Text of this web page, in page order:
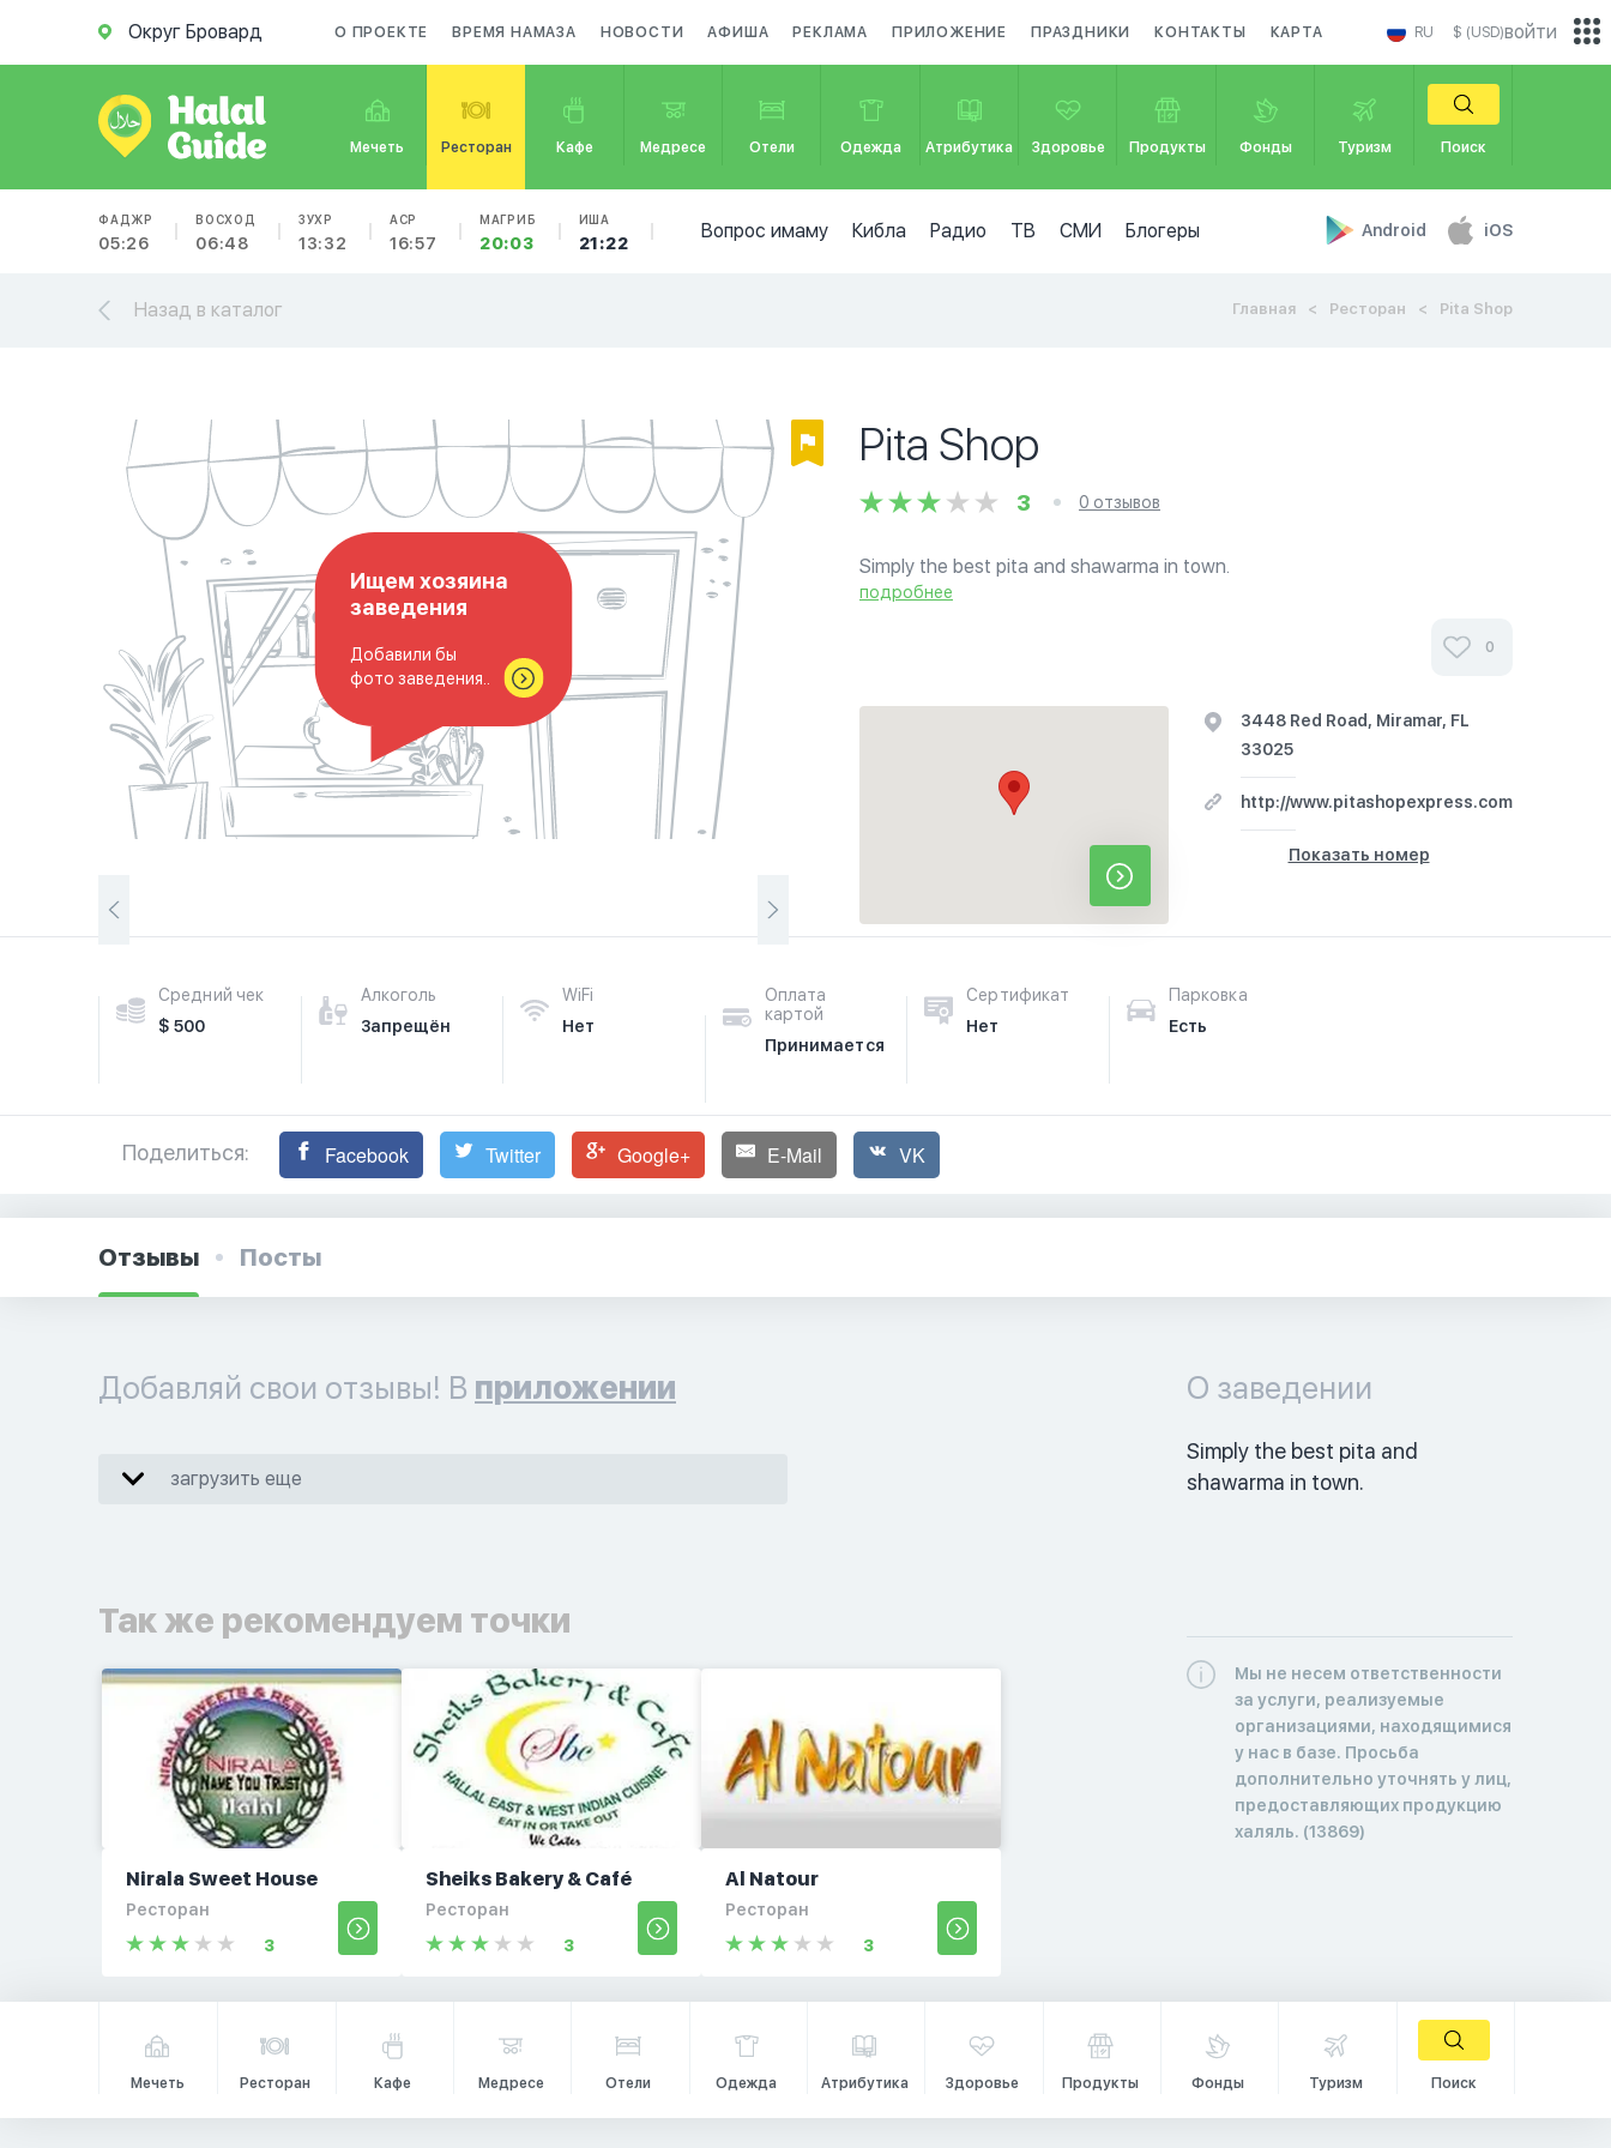
Округ Бровард О ПРОЕКТЕ ВРЕМЯ НАМАЗА НОВОСТИ АФИША РЕКЛАМА ПРИЛОЖЕНИЕ ПРАЗДНИКИ КОНТАКТЫ КАРТА RU $ (USD)
Мечеть Ресторан Кафе Медресе Отели Одежда Атрибутика Здоровье Продукты Фонды Туризм Поиск
ФАДЖР
05:26
ВОСХОД
06:48
ЗУХР
13:32
АСР
16:57
МАГРИБ
20:03
ИША
21:22
Вопрос имаму Кибла Радио ТВ СМИ Блогеры Android iOS
войти
Назад в каталог Главная Ресторан Pita Shop
Ищем хозяина
заведения
Добавили бы
фото заведения..
Pita Shop
3 0 отзывов
Simply the best pita and shawarma in town.
подробнее
0
3448 Red Road, Miramar, FL
33025
http://www.pitashopexpress.com
Показать номер
Средний чек
$ 500
Алкоголь
Запрещён
WiFi
Нет
Оплата
картой
Принимается
Сертификат
Нет
Парковка
Есть
Поделиться: Facebook Twitter Google+ E-Mail VK
Отзывы Посты
Добавляй свои отзывы! В приложении
загрузить еще
Так же рекомендуем точки
Nirala Sweet House
Ресторан
3
Sheiks Bakery & Café
Ресторан
3
Al Natour
Ресторан
3
О заведении
Simply the best pita and
shawarma in town.
Мы не несем ответственности
за услуги, реализуемые
организациями, находящимися
у нас в базе. Просьба
дополнительно уточнять у лиц,
предоставляющих продукцию
халяль. (13869)
Мечеть Ресторан Кафе Медресе Отели Одежда Атрибутика Здоровье Продукты Фонды Туризм Поиск